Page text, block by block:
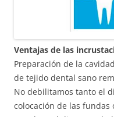
Ventajas de las
Preparación de la
de tejido dental sano
No debilitamos tanto el
colocación de las fundas